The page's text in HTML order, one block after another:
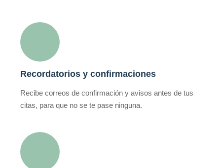
Recordatorios y confirmaciones
Recibe correos de confirmación y avisos antes de tus
citas, para que no se te pase ninguna.